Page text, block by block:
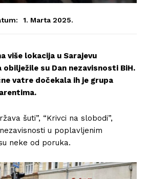
1. Marta 2025.
više lokacija u Sarajevu
obilježile su Dan nezavisnosti BiH.
vatre dočekala ih je grupa
šuti”, “Krivci na slobodi”,
u poplavljenim
neke od poruka.